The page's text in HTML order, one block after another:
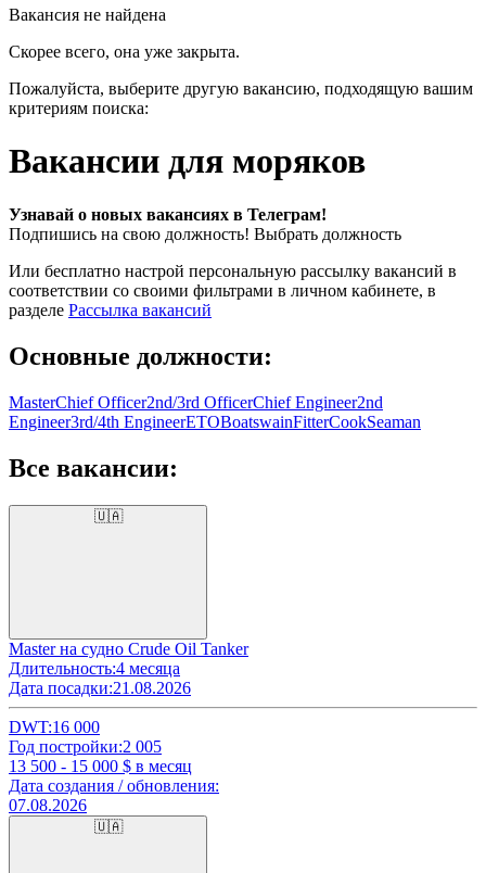
Вакансия не найдена
Скорее всего, она уже закрыта.
Пожалуйста, выберите другую вакансию, подходящую вашим
критериям поиска:
Вакансии для моряков
Узнавай о новых вакансиях в Телеграм!
Подпишись на свою должность! Выбрать должность
Или бесплатно настрой персональную рассылку вакансий в
соответствии со своими фильтрами в личном кабинете, в
разделе Рассылка вакансий
Основные должности:
MasterChief Officer2nd/3rd OfficerChief Engineer2nd
Engineer3rd/4th EngineerETOBoatswainFitterCookSeaman
Все вакансии:
🇺🇦
Master на судно Crude Oil Tanker
Длительность:4 месяца
Дата посадки:21.08.2026
DWT:16 000
Год постройки:2 005
13 500 - 15 000 $ в месяц
Дата создания / обновления:
07.08.2026
🇺🇦